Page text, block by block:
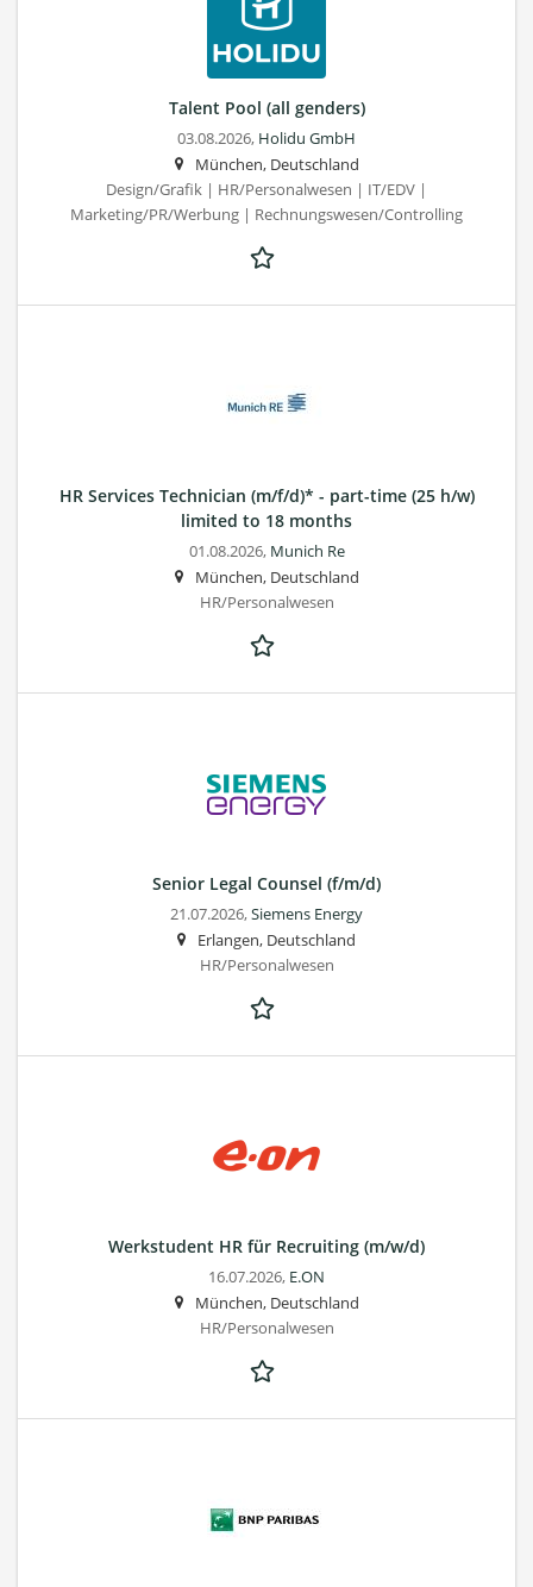
Talent Pool (all genders)
03.08.2026, Holidu GmbH
München, Deutschland
Design/Grafik | HR/Personalwesen | IT/EDV |
Marketing/PR/Werbung | Rechnungswesen/Controlling
HR Services Technician (m/f/d)* - part-time (25 h/w)
limited to 18 months
01.08.2026, Munich Re
München, Deutschland
HR/Personalwesen
Senior Legal Counsel (f/m/d)
21.07.2026,Siemens Energy
Erlangen, Deutschland
HR/Personalwesen
Werkstudent HR für Recruiting (m/w/d)
16.07.2026, E.ON
München, Deutschland
HR/Personalwesen